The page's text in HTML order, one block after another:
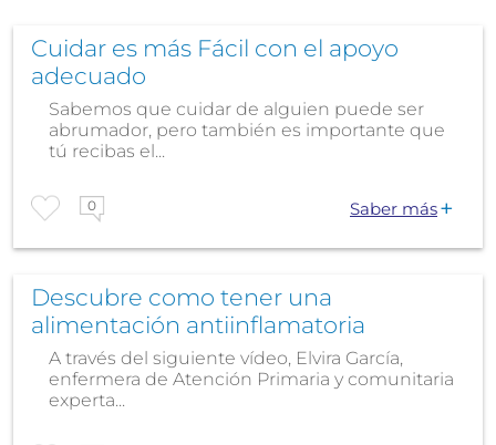
Cuidar es más Fácil con el apoyo
adecuado
Sabemos que cuidar de alguien puede ser
abrumador, pero también es importante que
tú recibas el...
0 Saber más
Descubre como tener una
alimentación antiinflamatoria
A través del siguiente vídeo, Elvira García,
enfermera de Atención Primaria y comunitaria
experta...